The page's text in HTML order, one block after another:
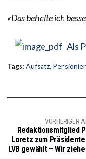
«Das behalte ich
Als
Tags: Aufsatz,
VORHERIGER
Redaktionsmitglied
Loretz zum
LVB gewählt – Wir